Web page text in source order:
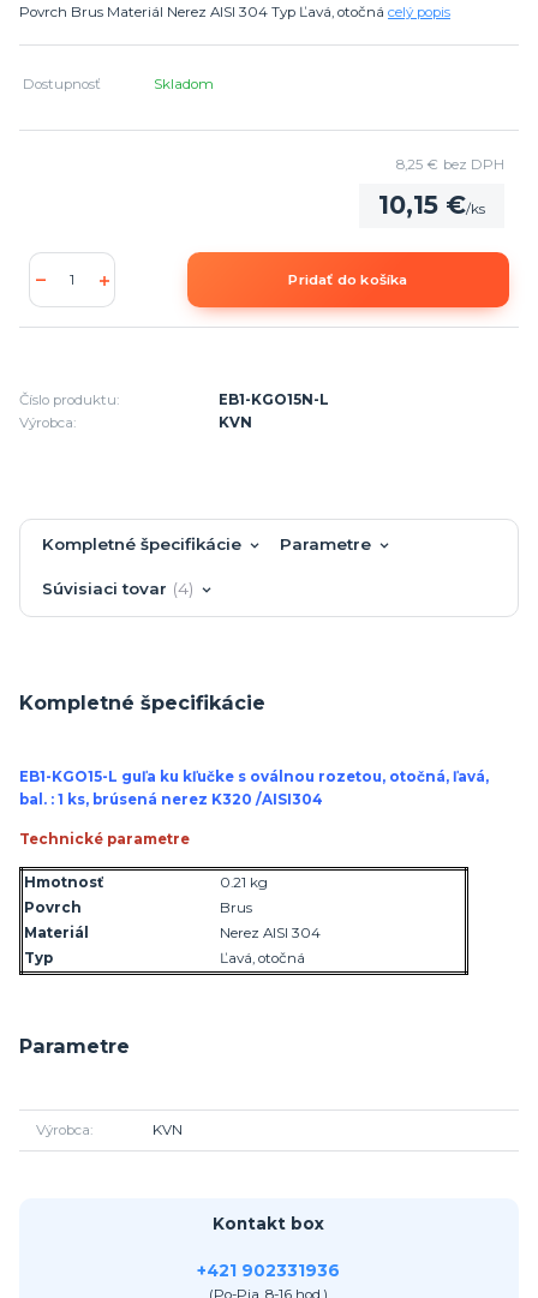
Povrch Brus Materiál Nerez AISI 304 Typ Ľavá, otočná celý popis
Dostupnosť Skladom
10,15 €/ks
8,25 € bez DPH
Pridať do košíka
Číslo produktu:
EB1-KGO15N-L
Výrobca:
KVN
Kompletné špecifikácie Parametre
Súvisiaci tovar 4
Kompletné špecifikácie
EB1-KGO15-L guľa ku kľučke s oválnou rozetou, otočná, ľavá,
bal. : 1 ks, brúsená nerez K320 /AISI304
Technické parametre
Hmotnosť
0.21 kg
Povrch
Brus
Materiál
Nerez AISI 304
Typ
Ľavá, otočná
Parametre
Výrobca KVN
Kontakt box
+421 902331936
(Po-Pia, 8-16 hod.)